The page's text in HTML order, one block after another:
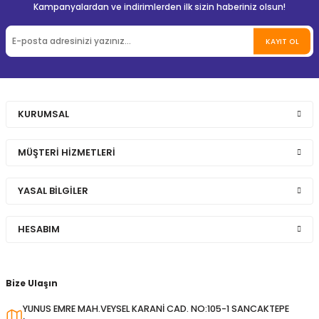
Kampanyalardan ve indirimlerden ilk sizin haberiniz olsun!
KAYIT OL
Bize Ulaşın
YUNUS EMRE MAH.VEYSEL KARANİ CAD. NO:105-1 SANCAKTEPE
KURUMSAL
MÜŞTERİ HİZMETLERİ
YASAL BİLGİLER
HESABIM